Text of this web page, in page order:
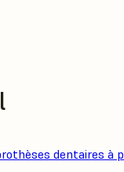
dentaires à